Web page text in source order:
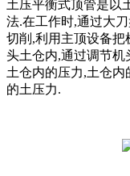
土压平衡式顶管是以
法.在工作时,通过大
切削,利用主顶设备
头土仓内,通过调节机
土仓内的压力,土仓
的土压力.